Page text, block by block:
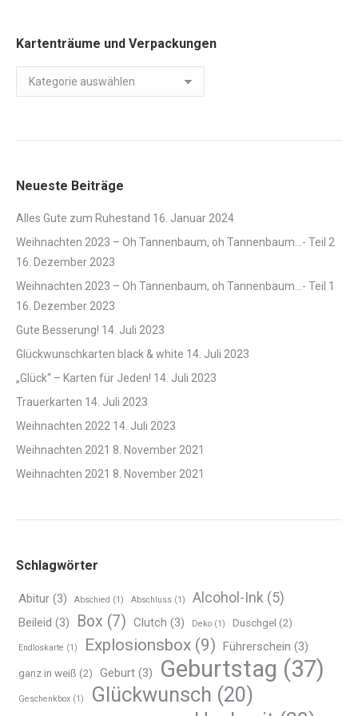
Kartenträume und Verpackungen
Kartenträume
und
Neueste Beiträge
Alles Gute zum Ruhestand 16. Januar 2024
Weihnachten 2023 – Oh Tannenbaum, oh Tannenbaum…- Teil 2
16. Dezember 2023
Weihnachten 2023 – Oh Tannenbaum, oh Tannenbaum…- Teil 1
16. Dezember 2023
Gute Besserung! 14. Juli 2023
Glückwunschkarten black & white 14. Juli 2023
„Glück“ – Karten für Jeden! 14. Juli 2023
Trauerkarten 14. Juli 2023
Weihnachten 2022 14. Juli 2023
Weihnachten 2021 8. November 2021
Weihnachten 2021 8. November 2021
Schlagwörter
Abitur (3) Abschied (1) Abschluss (1) Alcohol-Ink (5)
Beileid (3) Box (7) Clutch (3) Deko (1) Duschgel (2)
Endloskarte (1) Explosionsbox (9) Führerschein (3)
ganz in weiß (2) Geburt (3) Geburtstag (37)
Geschenkbox (1) Glückwunsch (20)